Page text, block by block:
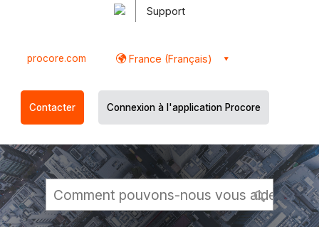
Support
procore.com France (Français)
Contacter Connexion à l'application Procore